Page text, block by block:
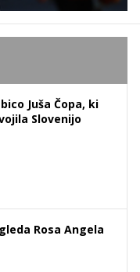
Juša Čopa, ki
Slovenijo
Rosa Angela